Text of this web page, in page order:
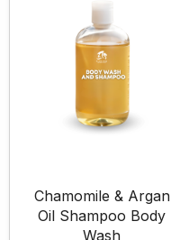
Chamomile & Argan
Oil Shampoo Body
Wash